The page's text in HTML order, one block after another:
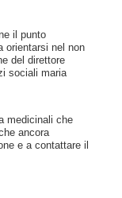
il punto
orientarsi nel non
del direttore
sociali maria
medicinali che
ancora
e a contattare il